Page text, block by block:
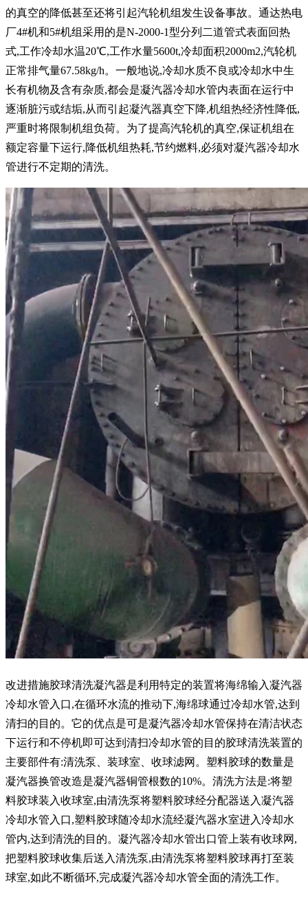
的真空的降低甚至还将引起汽轮机组发生设备事故。通达热电
厂4#机和5#机组采用的是N-2000-1型分列二道管式表面回热
式,工作冷却水温20℃,工作水量5600t,冷却面积2000m2,汽轮机
正常排气量67.58kg/h。一般地说,冷却水质不良或冷却水中生
长有机物及含有杂质,都会是凝汽器冷却水管内表面在运行中
逐渐脏污或结垢,从而引起凝汽器真空下降,机组热经济性降低,
严重时将限制机组负荷。为了提高汽轮机的真空,保证机组在
额定容量下运行,降低机组热耗,节约燃料,必须对凝汽器冷却水
管进行不定期的清洗。
改进措施胶球清洗凝汽器是利用特定的装置将海绵输入凝汽器
冷却水管入口,在循环水流的推动下,海绵球通过冷却水管,达到
清扫的目的。它的优点是可是凝汽器冷却水管保持在清洁状态
下运行和不停机即可达到清扫冷却水管的目的胶球清洗装置的
主要部件有:清洗泵、装球室、收球滤网。塑料胶球的数量是
凝汽器换管改造是凝汽器铜管根数的10%。清洗方法是:将塑
料胶球装入收球室,由清洗泵将塑料胶球经分配器送入凝汽器
冷却水管入口,塑料胶球随冷却水流经凝汽器水室进入冷却水
管内,达到清洗的目的。凝汽器冷却水管出口管上装有收球网,
把塑料胶球收集后送入清洗泵,由清洗泵将塑料胶球再打至装
球室,如此不断循环,完成凝汽器冷却水管全面的清洗工作。